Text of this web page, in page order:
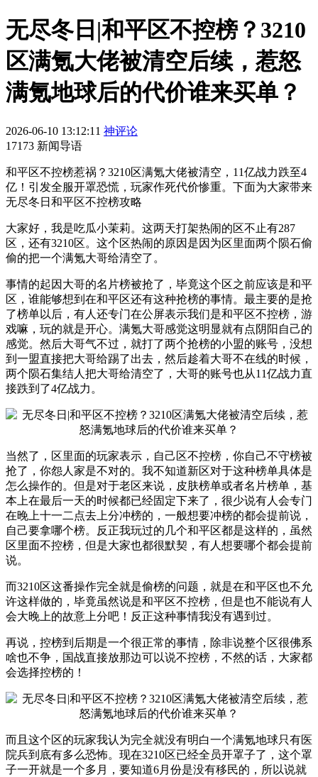
无尽冬日|和平区不控榜？3210
区满氪大佬被清空后续，惹怒
满氪地球后的代价谁来买单？
2026-06-10 13:12:11 神评论
17173 新闻导语
和平区不控榜惹祸？3210区满氪大佬被清空，11亿战力跌至4
亿！引发全服开罩恐慌，玩家作死代价惨重。下面为大家带来
无尽冬日和平区不控榜攻略
大家好，我是吃瓜小茉莉。这两天打架热闹的区不止有287
区，还有3210区。这个区热闹的原因是因为区里面两个陨石偷
偷的把一个满氪大哥给清空了。
事情的起因大哥的名片榜被抢了，毕竟这个区之前应该是和平
区，谁能够想到在和平区还有这种抢榜的事情。最主要的是抢
了榜单以后，有人还专门在公屏表示我们是和平区不控榜，游
戏嘛，玩的就是开心。满氪大哥感觉这明显就有点阴阳自己的
感觉。然后大哥气不过，就打了两个抢榜的小盟的账号，没想
到一盟直接把大哥给踢了出去，然后趁着大哥不在线的时候，
两个陨石集结人把大哥给清空了，大哥的账号也从11亿战力直
接跌到了4亿战力。
当然了，区里面的玩家表示，自己区不控榜，你自己不守榜被
抢了，你怨人家是不对的。我不知道新区对于这种榜单具体是
怎么操作的。但是对于老区来说，皮肤榜单或者名片榜单，基
本上在最后一天的时候都已经固定下来了，很少说有人会专门
在晚上十一二点去上分冲榜的，一般想要冲榜的都会提前说，
自己要拿哪个榜。反正我玩过的几个和平区都是这样的，虽然
区里面不控榜，但是大家也都很默契，有人想要哪个都会提前
说。
而3210区这番操作完全就是偷榜的问题，就是在和平区也不允
许这样做的，毕竟虽然说是和平区不控榜，但是也不能说有人
会大晚上的故意上分吧！反正这种事情我没有遇到过。
再说，控榜到后期是一个很正常的事情，除非说整个区很佛系
啥也不争，国战直接放那边可以说不控榜，不然的话，大家都
会选择控榜的！
而且这个区的玩家我认为完全就没有明白一个满氪地球只有医
院兵到底有多么恐怖。现在3210区已经全员开罩子了，这个罩
子一开就是一个多月，要知道6月份是没有移民的，所以说就